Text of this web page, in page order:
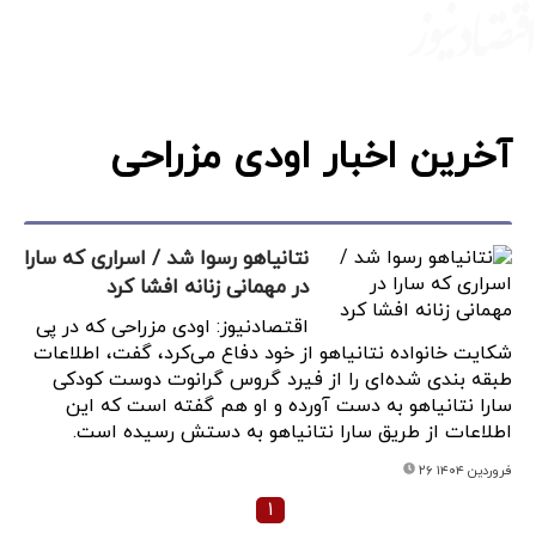
آخرین اخبار اودی مزراحی
نتانیاهو رسوا شد / اسراری که سارا
در مهمانی زنانه افشا کرد
اقتصادنیوز: اودی مزراحی که در پی
شکایت خانواده نتانیاهو از خود دفاع می‌کرد، گفت، اطلاعات
طبقه بندی شده‌ای را از فیرد گروس گرانوت دوست کودکی
سارا نتانیاهو به دست آورده و او هم گفته است که این
اطلاعات از طریق سارا نتانیاهو به دستش رسیده است.
۲۶ فروردین ۱۴۰۴
۱